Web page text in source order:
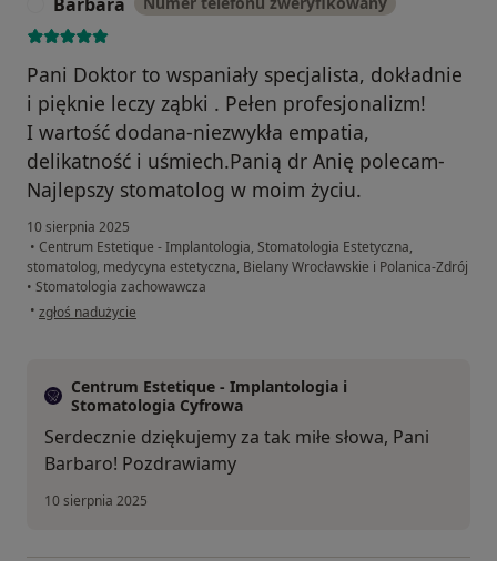
Pani Doktor to wspaniały specjalista, dokładnie
i pięknie leczy ząbki . Pełen profesjonalizm!
I wartość dodana-niezwykła empatia,
delikatność i uśmiech.Panią dr Anię polecam-
Najlepszy stomatolog w moim życiu.
10 sierpnia 2025
• Centrum Estetique - Implantologia, Stomatologia Estetyczna,
stomatolog, medycyna estetyczna, Bielany Wrocławskie i Polanica-Zdrój
• Stomatologia zachowawcza
• w opinii użytkownika Barbara
zgłoś nadużycie
Centrum Estetique - Implantologia i
Stomatologia Cyfrowa
Serdecznie dziękujemy za tak miłe słowa, Pani
Barbaro! Pozdrawiamy
10 sierpnia 2025